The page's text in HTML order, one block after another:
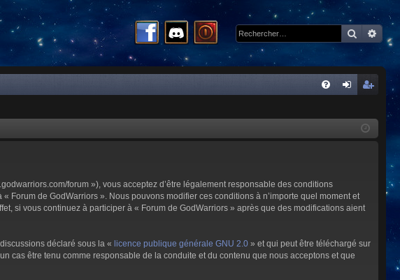
cri
forum »), vous acceptez d’être légalement responsable des conditions
Forum de GodWarriors ». Nous pouvons modifier ces conditions à n’importe quel moment et
si vous continuez à participer à « Forum de GodWarriors » après que des modifications aient
déclaré sous la « licence publique générale GNU 2.0 » et qui peut être téléchargé sur
cas être tenu comme responsable de la conduite et du contenu que nous acceptons et que